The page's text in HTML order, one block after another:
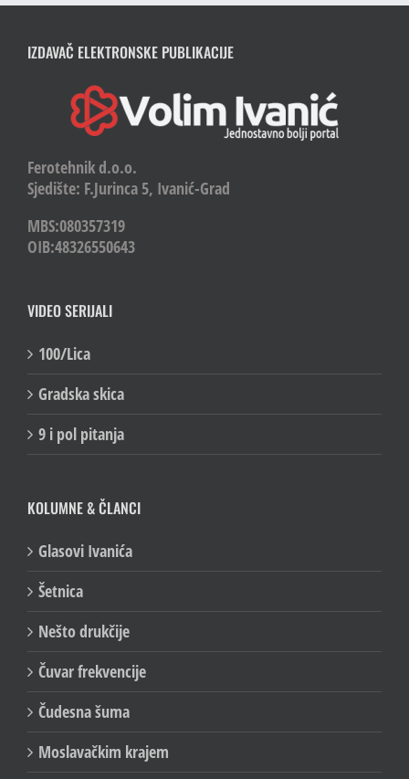
IZDAVAČ ELEKTRONSKE PUBLIKACIJE
Ferotehnik d.o.o.
Sjedište: F.Jurinca 5, Ivanić-Grad
MBS:080357319
OIB:48326550643
VIDEO SERIJALI
100/Lica
Gradska skica
9 i pol pitanja
KOLUMNE & ČLANCI
Glasovi Ivanića
Šetnica
Nešto drukčije
Čuvar frekvencije
Čudesna šuma
Moslavačkim krajem